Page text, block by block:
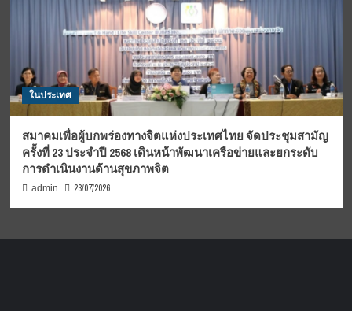
ในประเทศ
สมาคมเพื่อผู้บกพร่องทางจิตแห่งประเทศไทย จัดประชุมสามัญ
ครั้งที่ 23 ประจำปี 2568 เดินหน้าพัฒนาเครือข่ายและยกระดับ
การดำเนินงานด้านสุขภาพจิต
admin 23/07/2026